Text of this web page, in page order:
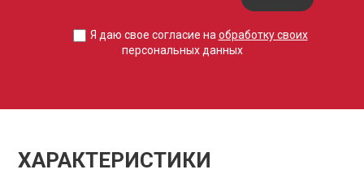
Я даю свое согласие на обработку своих
персональных данных
ХАРАКТЕРИСТИКИ